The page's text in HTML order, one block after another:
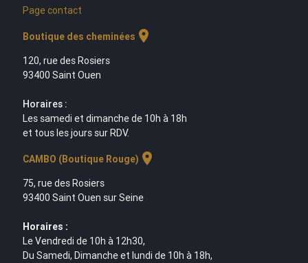
Page contact
Boutique des cheminées location_on
120, rue des Rosiers
93400 Saint Ouen
Horaires :
Les samedi et dimanche de 10h à 18h
et tous les jours sur RDV.
CAMBO (Boutique Rouge) location_on
75, rue des Rosiers
93400 Saint Ouen sur Seine
Horaires :
Le Vendredi de 10h à 12h30,
Du Samedi, Dimanche et lundi de 10h à 18h,